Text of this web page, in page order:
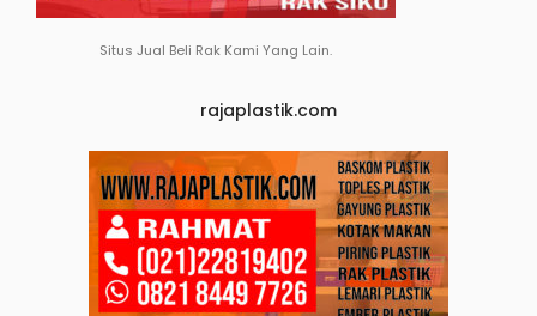
Situs Jual Beli Rak Kami Yang Lain.
rajaplastik.com